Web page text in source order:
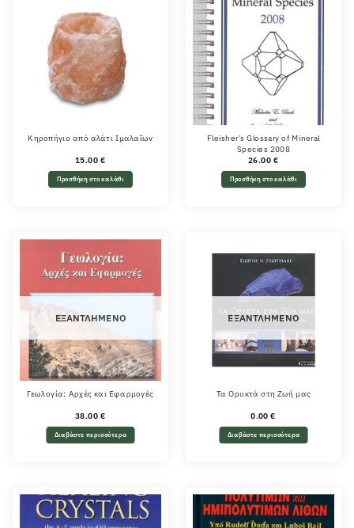
Κηροπήγιο από αλάτι Ιμαλαΐων
15.00 €
Προσθήκη στο καλάθι
Fleisher’s Glossary of Mineral
Species 2008
26.00 €
Προσθήκη στο καλάθι
ΕΞΑΝΤΛΗΜΈΝΟ
Γεωλογία: Αρχές και Εφαρμογές
38.00 €
Διαβάστε περισσότερα
ΕΞΑΝΤΛΗΜΈΝΟ
Τα Ορυκτά στη Ζωή μας
0.00€
Διαβάστε περισσότερα